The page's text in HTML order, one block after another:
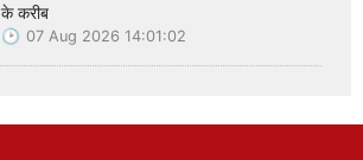
के करीब
07 Aug 2026 14:01:02